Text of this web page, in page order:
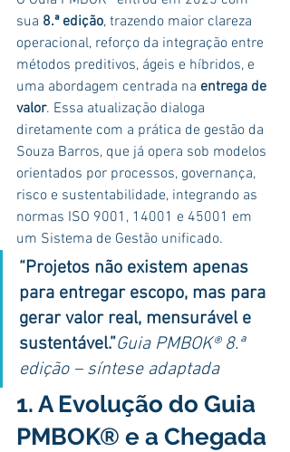
sua 8.ª edição, trazendo maior clareza
operacional, reforço da integração entre
métodos preditivos, ágeis e híbridos, e
uma abordagem centrada na entrega de
valor. Essa atualização dialoga
diretamente com a prática de gestão da
Souza Barros, que já opera sob modelos
orientados por processos, governança,
risco e sustentabilidade, integrando as
normas ISO 9001, 14001 e 45001 em
um Sistema de Gestão unificado.
“Projetos não existem apenas
para entregar escopo, mas para
gerar valor real, mensurável e
sustentável.”Guia PMBOK® 8.ª
edição – síntese adaptada
1. A Evolução do Guia
PMBOK® e a Chegada